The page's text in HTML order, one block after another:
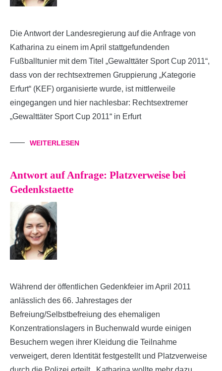
Die Antwort der Landesregierung auf die Anfrage von
Katharina zu einem im April stattgefundenden
Fußballtunier mit dem Titel „Gewalttäter Sport Cup 2011“,
dass von der rechtsextremen Gruppierung „Kategorie
Erfurt“ (KEF) organisierte wurde, ist mittlerweile
eingegangen und hier nachlesbar: Rechtsextremer
„Gewalttäter Sport Cup 2011“ in Erfurt
WEITERLESEN
Antwort auf Anfrage: Platzverweise bei
Gedenkstaette
Während der öffentlichen Gedenkfeier im April 2011
anlässlich des 66. Jahrestages der
Befreiung/Selbstbefreiung des ehemaligen
Konzentrationslagers in Buchenwald wurde einigen
Besuchern wegen ihrer Kleidung die Teilnahme
verweigert, deren Identität festgestellt und Platzverweise